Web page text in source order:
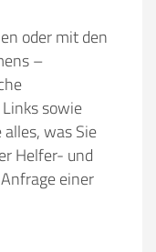
oder mit den
–
sowie
was Sie
Helfer- und
einer